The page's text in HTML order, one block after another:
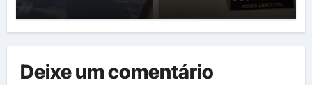
Deixe um comentário